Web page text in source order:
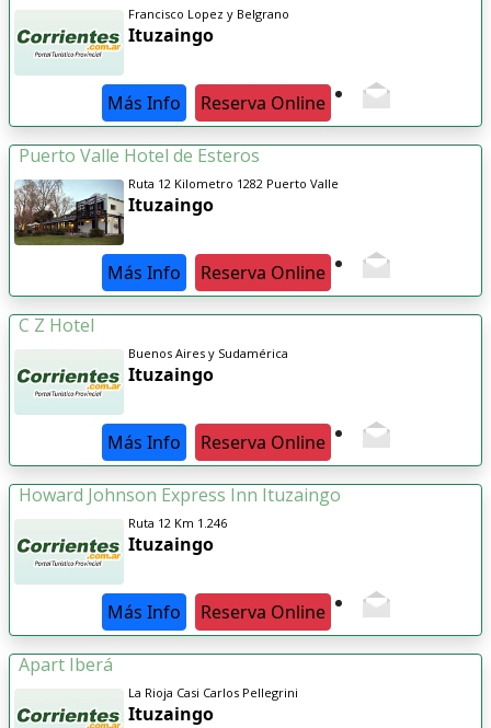
Francisco Lopez y Belgrano
Ituzaingo
Más Info Reserva Online
Puerto Valle Hotel de Esteros
Ruta 12 Kilometro 1282 Puerto Valle
Ituzaingo
Más Info Reserva Online
C Z Hotel
Buenos Aires y Sudamérica
Ituzaingo
Más Info Reserva Online
Howard Johnson Express Inn Ituzaingo
Ruta 12 Km 1.246
Ituzaingo
Más Info Reserva Online
Apart Iberá
La Rioja Casi Carlos Pellegrini
Ituzaingo